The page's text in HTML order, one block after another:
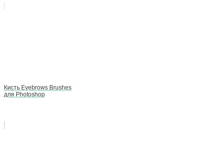
Кисть Eyebrows Brushes
для Photoshop